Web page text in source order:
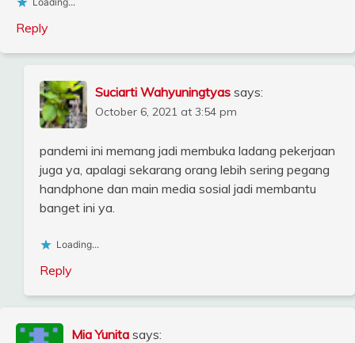
Reply
Suciarti Wahyuningtyas says:
October 6, 2021 at 3:54 pm
pandemi ini memang jadi membuka ladang pekerjaan
juga ya, apalagi sekarang orang lebih sering pegang
handphone dan main media sosial jadi membantu
banget ini ya.
Loading...
Reply
Mia Yunita says: